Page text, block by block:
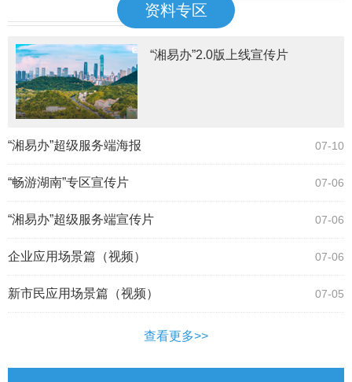
资料专区
“湘易办”2.0版上线宣传片
07-10
“湘易办”超级服务端海报
07-06
“畅游湖南”专区宣传片
07-06
“湘易办”超级服务端宣传片
07-06
企业应用场景篇（视频）
07-05
新市民应用场景篇（视频）
查看更多>>